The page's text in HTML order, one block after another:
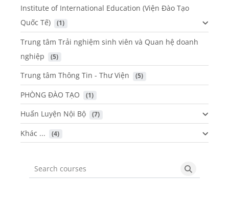
Institute of International Education (Viện Đào Tạo
Quốc Tế)
(1)
Trung tâm Trải nghiệm sinh viên và Quan hệ doanh
nghiệp
(5)
Trung tâm Thông Tin - Thư Viện (5)
PHÒNG ĐÀO TẠO (1)
Huấn Luyện Nội Bộ (7)
Khác ... (4)
Search courses Search